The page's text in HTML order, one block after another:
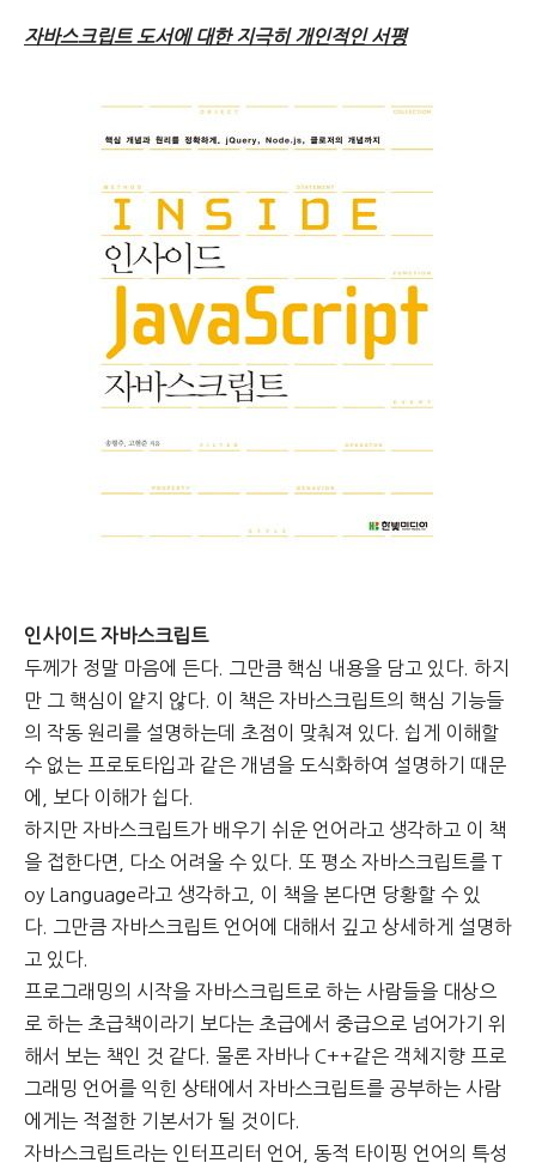
자바스크립트 도서에 대한 지극히 개인적인서평
인사이드 자바스크립트
두께가 정말 마음에 든다. 그만큼 핵심 내용을 담고 있다. 하지
만 그 핵심이 얕지 않다. 이 책은 자바스크립트의 핵심 기능들
의 작동 원리를 설명하는데 초점이 맞춰져 있다. 쉽게 이해할
수 없는 프로토타입과 같은 개념을 도식화하여 설명하기 때문
에, 보다 이해가 쉽다.
하지만 자바스크립트가 배우기 쉬운 언어라고 생각하고 이 책
을 접한다면, 다소 어려울 수 있다.
또 평소 자바스크립트를 T
oy Language라고 생각하고, 이 책을 본다면 당황할 수 있
다.
그만큼 자바스크립트 언어에 대해서 깊고 상세하게 설명하
고 있다.
프로그래밍의 시작을 자바스크립트로 하는 사람들을 대상으
로 하는 초급책이라기 보다는 초급에서 중급으로 넘어가기 위
해서 보는 책인 것 같다. 물론 자바나 C++같은 객체지향 프로
그래밍 언어를 익힌 상태에서 자바스크립트를 공부하는 사람
에게는 적절한 기본서가 될 것이다.
자바스크립트라는 인터프리터 언어, 동적 타이핑 언어의 특성